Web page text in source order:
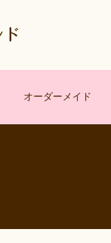
オーダーメイド